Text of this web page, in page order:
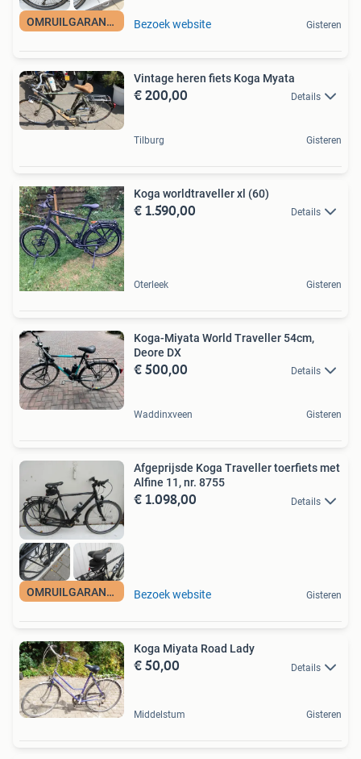
OMRUILGARANTIE Bezoek website Gisteren
Vintage heren fiets Koga Myata
€ 200,00 Details
Tilburg Gisteren
Koga worldtraveller xl (60)
€ 1.590,00 Details
Oterleek Gisteren
Koga-Miyata World Traveller 54cm,
Deore DX
€ 500,00 Details
Waddinxveen Gisteren
OMRUILGARANTIE
Afgeprijsde Koga Traveller toerfiets met
Alfine 11, nr. 8755
€ 1.098,00 Details
Bezoek website Gisteren
Koga Miyata Road Lady
€ 50,00 Details
Middelstum Gisteren